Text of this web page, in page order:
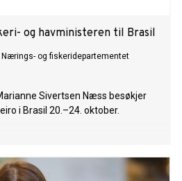
og havministeren til Brasil
Nærings- og fiskeridepartementet
Sivertsen Næss besøkjer
i Brasil 20.–24. oktober.